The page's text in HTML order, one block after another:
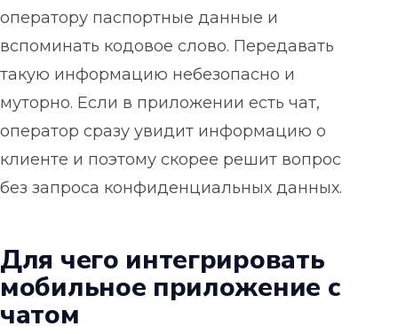
оператору паспортные данные и
вспоминать кодовое слово. Передавать
такую информацию небезопасно и
муторно. Если в приложении есть чат,
оператор сразу увидит информацию о
клиенте и поэтому скорее решит вопрос
без запроса конфиденциальных данных.
Для чего интегрировать
мобильное приложение с
чатом